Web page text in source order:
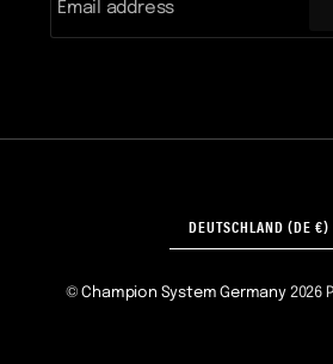
WÄHRUNG
DEUTSCHLAND (DE €)
©Champion System Germany2026